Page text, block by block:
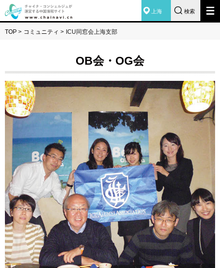
上海 検索
TOP > コミュニティ > ICU同窓会上海支部
OB会・OG会